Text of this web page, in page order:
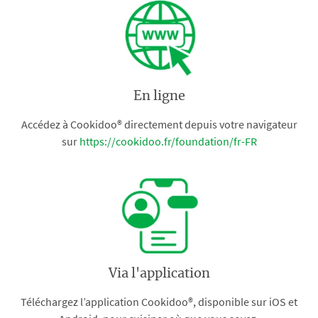
En ligne
Accédez à Cookidoo® directement depuis votre navigateur
sur https://cookidoo.fr/foundation/fr-FR
Via l'application
Téléchargez l’application Cookidoo®, disponible sur iOS et